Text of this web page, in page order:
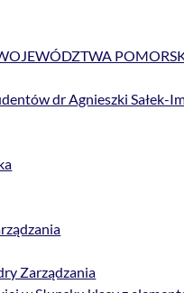
dr Agnieszki Sałek-
Zarządzania